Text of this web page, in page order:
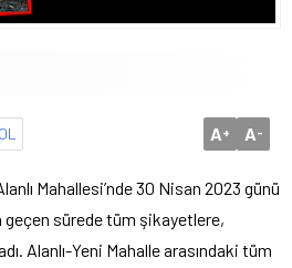
A+ A-
Mahallesi’nde 30 Nisan 2023 günü
geçen sürede tüm şikayetlere,
Alanlı-Yeni Mahalle arasındaki tüm